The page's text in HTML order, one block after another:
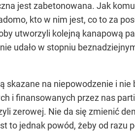
jest zabetonowana. Jak
kto w nim jest, co to za
utworzyli kolejną kanapową
udało w stopniu
skazane na niepowodzenie i
i finansowanych przez nas
zerowej. Nie da się zmienić
to jednak powód, żeby od razu